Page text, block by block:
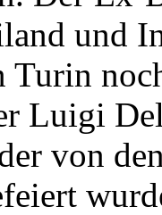
und
Luigi
von